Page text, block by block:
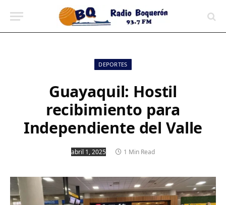
DEPORTES
Guayaquil: Hostil
recibimiento para
Independiente del Valle
abril 1, 2025 1 Min Read